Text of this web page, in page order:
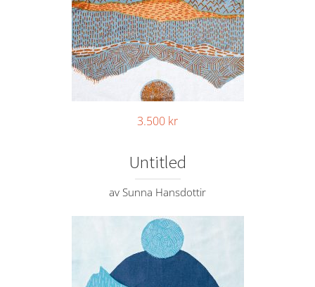
3.500 kr
Untitled
av Sunna Hansdottir